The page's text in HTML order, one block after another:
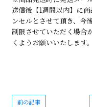
送信後【1週間以内】に
ンセルとさせて頂き、
制限させていただく場合
くようお願いいたします。
前の記事